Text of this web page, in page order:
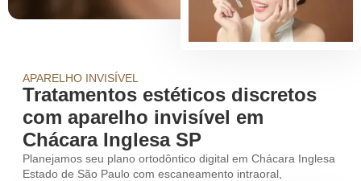
APARELHO INVISÍVEL
Tratamentos estéticos discretos
com aparelho invisível em
Chácara Inglesa SP
Planejamos seu plano ortodôntico digital em Chácara Inglesa
Estado de São Paulo com escaneamento intraoral,